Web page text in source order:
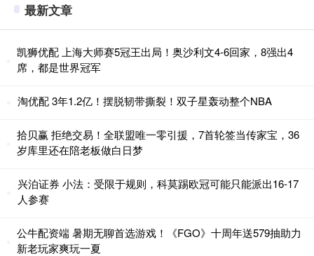
最新文章
凯狮优配 上海大师赛5冠王出局！奥沙利文4-6回家，8强出4
席，都是世界冠军
淘优配 3年1.2亿！摆脱韧带撕裂！双子星轰动整个NBA
拾贝赢 拒绝交易！全联盟唯一零引援，7首轮签当传家宝，36
岁库里还在陪老板做白日梦
兴泊证券 小法：受限于规则，科莫踢欧冠可能只能派出16-17
人参赛
公牛配资端 暑期无聊首选游戏！《FGO》十周年送579抽助力
新老玩家爽玩一夏